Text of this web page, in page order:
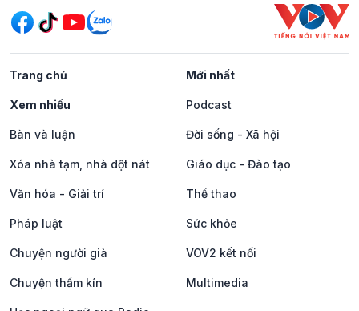
Trang chủ Mới nhất
Xem nhiều Podcast
Bàn và luận Đời sống - Xã hội
Xóa nhà tạm, nhà dột nát Giáo dục - Đào tạo
Văn hóa - Giải trí Thể thao
Pháp luật Sức khỏe
Chuyện người già VOV2 kết nối
Chuyện thầm kín Multimedia